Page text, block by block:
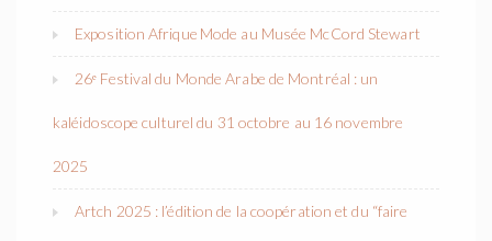
Exposition Afrique Mode au Musée McCord Stewart
26ᵉ Festival du Monde Arabe de Montréal : un
kaléidoscope culturel du 31 octobre au 16 novembre
2025
Artch 2025 : l’édition de la coopération et du “faire